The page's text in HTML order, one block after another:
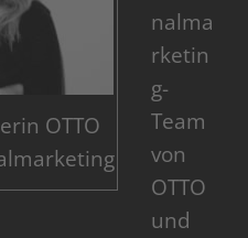
OTTO
nalma
rketin
g-
Team
von
OTTO
und